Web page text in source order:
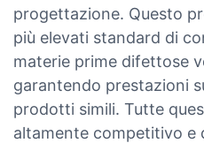
progettazione. Questo
più elevati standard di
materie prime difettose
garantendo prestazioni
prodotti simili. Tutte
altamente competitivo e